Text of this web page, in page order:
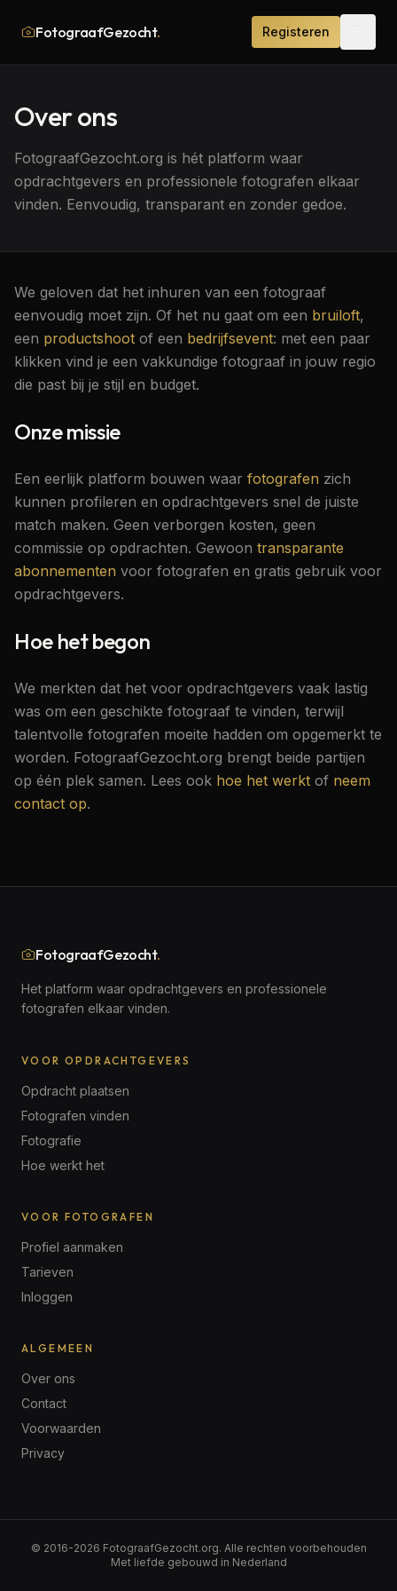
FotograafGezocht. Registeren
Over ons
FotograafGezocht.org is hét platform waar
opdrachtgevers en professionele fotografen elkaar
vinden. Eenvoudig, transparant en zonder gedoe.
We geloven dat het inhuren van een fotograaf
eenvoudig moet zijn. Of het nu gaat om een bruiloft,
een productshoot of een bedrijfsevent: met een paar
klikken vind je een vakkundige fotograaf in jouw regio
die past bij je stijl en budget.
Onze missie
Een eerlijk platform bouwen waar fotografen zich
kunnen profileren en opdrachtgevers snel de juiste
match maken. Geen verborgen kosten, geen
commissie op opdrachten. Gewoon transparante
abonnementen voor fotografen en gratis gebruik voor
opdrachtgevers.
Hoe het begon
We merkten dat het voor opdrachtgevers vaak lastig
was om een geschikte fotograaf te vinden, terwijl
talentvolle fotografen moeite hadden om opgemerkt te
worden. FotograafGezocht.org brengt beide partijen
op één plek samen. Lees ook hoe het werkt of neem
contact op.
FotograafGezocht.
Het platform waar opdrachtgevers en professionele
fotografen elkaar vinden.
VOOR OPDRACHTGEVERS
Opdracht plaatsen
Fotografen vinden
Fotografie
Hoe werkt het
VOOR FOTOGRAFEN
Profiel aanmaken
Tarieven
Inloggen
ALGEMEEN
Over ons
Contact
Voorwaarden
Privacy
© 2016-2026 FotograafGezocht.org. Alle rechten voorbehouden
Met liefde gebouwd in Nederland